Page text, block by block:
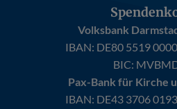
Volksbank
IBAN: DE80 5519
BIC:
Pax-Bank für Kirche
IBAN: DE43 3706